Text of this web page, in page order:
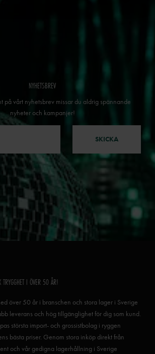
NYHETSBREV
på vårt nyhetsbrev missar du aldrig spännande
nyheter och kampanjer!
SKICKA
TRYGGHET I ÖVER 50 ÅR!
över 50 år i branschen och stora lager i Sverige
leverans och hög tillgänglighet för dig som kund.
största import- och grossistbolag i ryggen
bästa priser. Genom stora inköp direkt från
och vår gedigna lagerhållning i Sverige